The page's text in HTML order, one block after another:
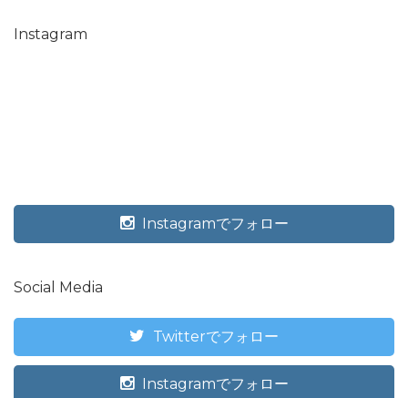
Instagram
Instagramでフォロー
Social Media
Twitterでフォロー
Instagramでフォロー